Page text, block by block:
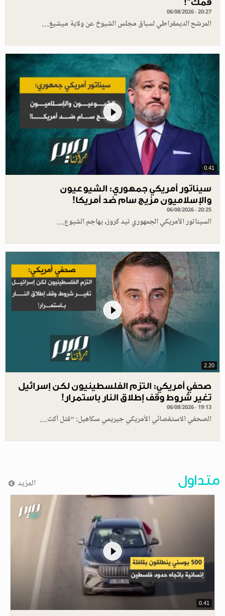
06/08/2026 - 20:27
المرشح الديمقراطي لسباق مجلس الشيوخ عن ولاية ميشيغ…
0.41
سيناتور أمريكي جمهوري: الشيوعيون
والإسلاميون مزيج سام ضد أمريكا!
06/08/2026 - 20:25
السيناتور الأمريكي الجمهوري تيد كروز، يهاجم الشيوع…
2.20
صحفي أمريكي: التزم الفلسطينيون لكن إسرائيل
تغير شروط وقف إطلاق النار باستمرار!
06/08/2026 - 19:13
الصحفي الاستقصائي الأمريكي جيريمي سكاهيل: "قتل أكث…
متداول المزيد
0.41